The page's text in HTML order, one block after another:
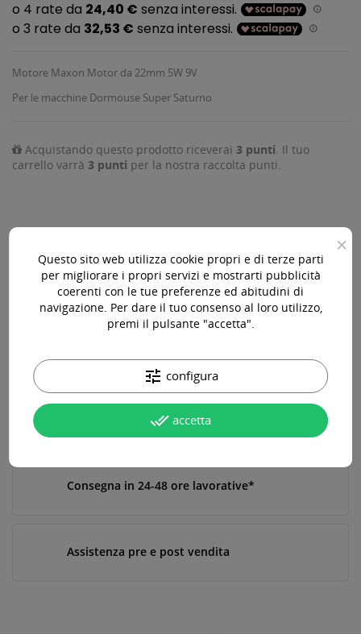
Motore Maxon Motor da 22mm 5W 9V
Per le macchine Dormouse Super Saturno
Acquistando questo prodotto riceverai 3 punti . Il tuo
carrello varrà 3 punti per la nostra raccolta punti.
Disponibile
Acquista 119,00 € (iva incl.) di prodotti per ottenere la
Paga online, alla consegna o in comode rate
Consegna in 24-48 ore lavorative*
Assistenza pre e post vendita
×
Questo sito web utilizza cookie propri e di terze parti
per migliorare i propri servizi e mostrarti pubblicità
coerenti con le tue preferenze ed abitudini di
navigazione. Per dare il tuo consenso al loro utilizzo,
premi il pulsante "accetta".
tune configura
done_all accetta